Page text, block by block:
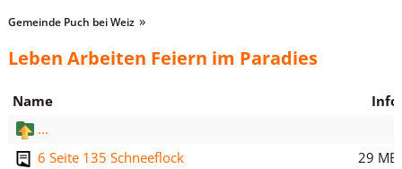
Gemeinde Puch bei Weiz
Leben Arbeiten Feiern im Paradies
Name
Info
...
6 Seite 135 Schneeflock
29 MB